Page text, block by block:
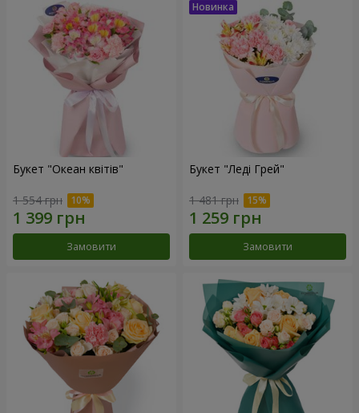
Букет "Океан квітів"
1 554 грн
Замовити
Букет "Леді Грей"
1 481 грн
Замовити